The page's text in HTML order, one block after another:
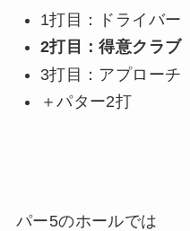
1打目：ドライバー
2打目：得意クラブ
3打目：アプローチ
＋パター2打
パー5のホールでは